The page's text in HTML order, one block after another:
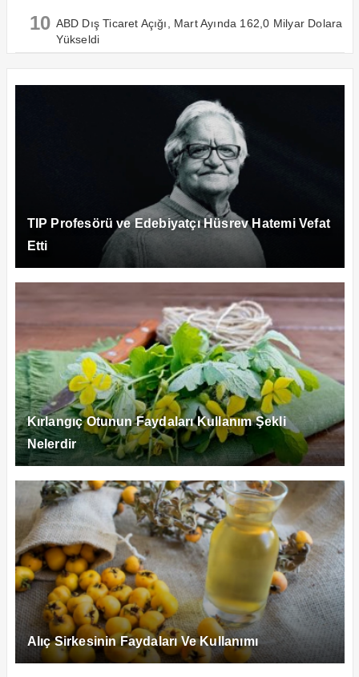
10 ABD Dış Ticaret Açığı, Mart Ayında 162,0 Milyar Dolara
Yükseldi
TIP Profesörü ve Edebiyatçı Hüsrev Hatemi Vefat
Etti
Kırlangıç Otunun Faydaları Kullanım Şekli
Nelerdir
Alıç Sirkesinin Faydaları Ve Kullanımı